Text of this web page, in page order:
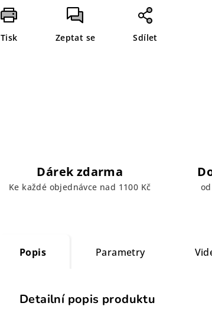
Tisk Zeptat se Sdílet
Dárek zdarma
Ke každé objednávce nad 1100 Kč
Popis Parametry
Detailní popis produktu